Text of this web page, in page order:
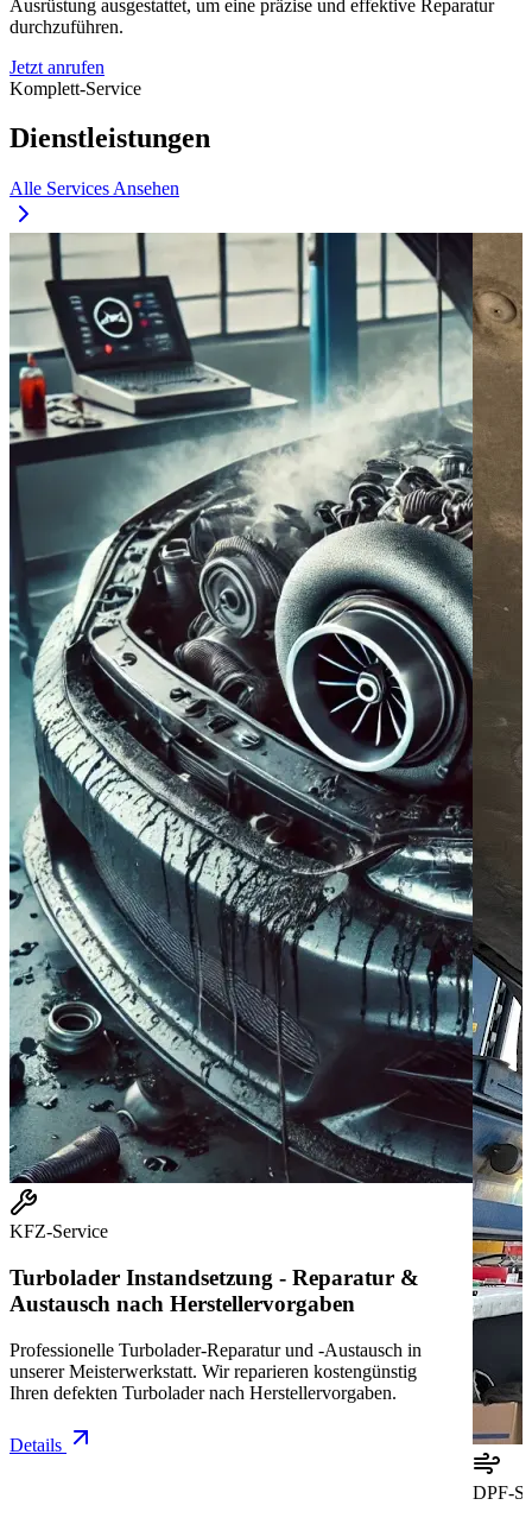
Ausrüstung ausgestattet, um eine präzise und effektive Reparatur
durchzuführen.
Jetzt anrufen
Komplett-Service
Dienstleistungen
Alle Services Ansehen
KFZ-Service
Turbolader Instandsetzung - Reparatur &
Austausch nach Herstellervorgaben
Professionelle Turbolader-Reparatur und -Austausch in
unserer Meisterwerkstatt. Wir reparieren kostengünstig
Ihren defekten Turbolader nach Herstellervorgaben.
Details
DPF-